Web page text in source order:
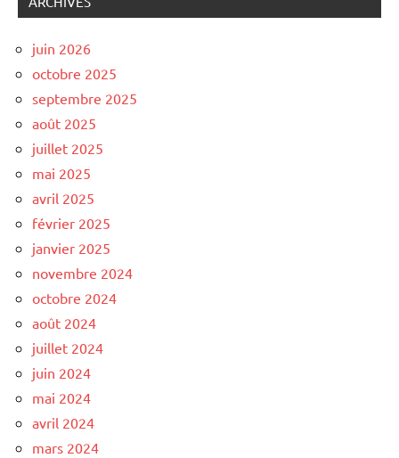
juin 2026
octobre 2025
septembre 2025
août 2025
juillet 2025
mai 2025
avril 2025
février 2025
janvier 2025
novembre 2024
octobre 2024
août 2024
juillet 2024
juin 2024
mai 2024
avril 2024
mars 2024